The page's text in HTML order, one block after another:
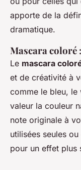
apporte de la
dramatique.
Mascara coloré
Le mascara
et de créativité à
comme le bleu, le
valeur la couleur
note originale à
utilisées seules
pour un effet plus